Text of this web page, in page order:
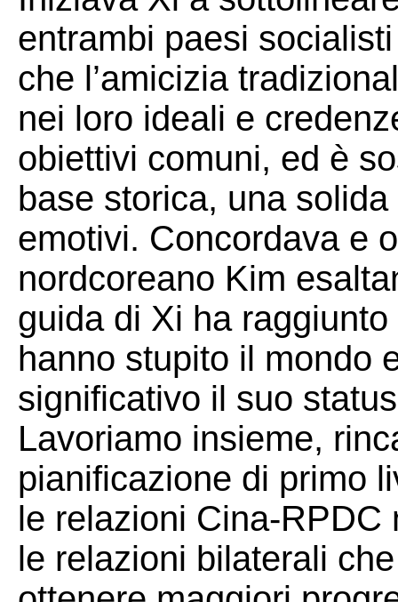
entrambi paesi
che l’amicizia
nei loro ideali e
obiettivi comuni, ed è
base storica, una
emotivi. Concordava e
nordcoreano Kim
guida di Xi ha
hanno stupito il mondo
significativo il suo
Lavoriamo insieme,
pianificazione di primo
le relazioni Cina-RPDC
le relazioni bilaterali